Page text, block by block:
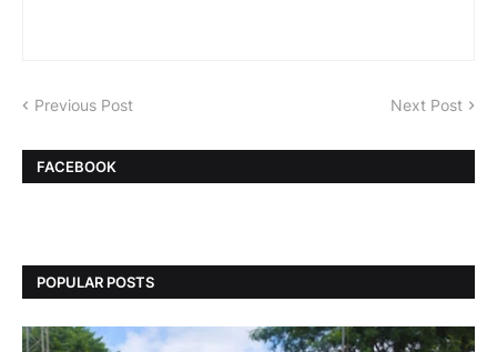
Previous Post Next Post
FACEBOOK
POPULAR POSTS